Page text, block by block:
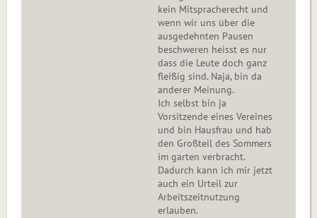
kein Mitspracherecht und
wenn wir uns über die
ausgedehnten Pausen
beschweren heisst es nur
dass die Leute doch ganz
fleißig sind. Naja, bin da
anderer Meinung.
Ich selbst bin ja
Vorsitzende eines Vereines
und bin Hausfrau und hab
den Großteil des Sommers
im garten verbracht.
Dadurch kann ich mir jetzt
auch ein Urteil zur
Arbeitszeitnutzung
erlauben.